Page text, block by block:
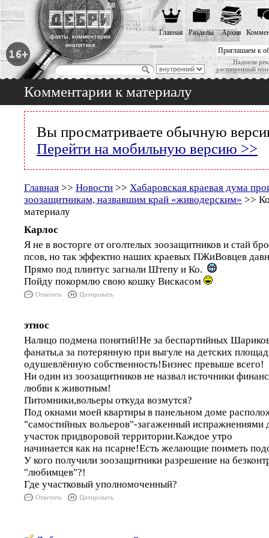
Приглашаем к
Надоела
расширенный
Главная Разделы Архив
Комментарии к материалу
Вы просматриваете обычную
Перейти на мобильную версию >>
Главная >> Новости >> Хабаровская краевая дума
зоозащитникам, назвавшим край «живодерским» >>
материалу
Карлос
Я не в восторге от оголтелых зоозащитников и стай
псов, но так эффектно наших краевых ПЖиВовцев
Прямо под плинтус загнали Штепу и Ко.
Пойду покормлю свою кошку Вискасом
Ответить Цитировать
этнос
Налицо подмена понятий!Не за беспартийных
фанаты,а за потерянную при выгуле на детских
одушевлённую собственность!Бизнес превыше всего!
Ни один из зоозащитников не назвал источники
любви к животным!
Питомники,вольеры откуда возмутся?
Под окнами моей квартиры в панельном доме
"самостийных вольеров"-загаженный
участок придворовой территории.Каждое утро
начинается как на псарне!Есть желающие поиметь
У кого получили зоозащитники разрешение на
"любимцев"?!
Где участковый уполномоченный?
Ответить Цитировать